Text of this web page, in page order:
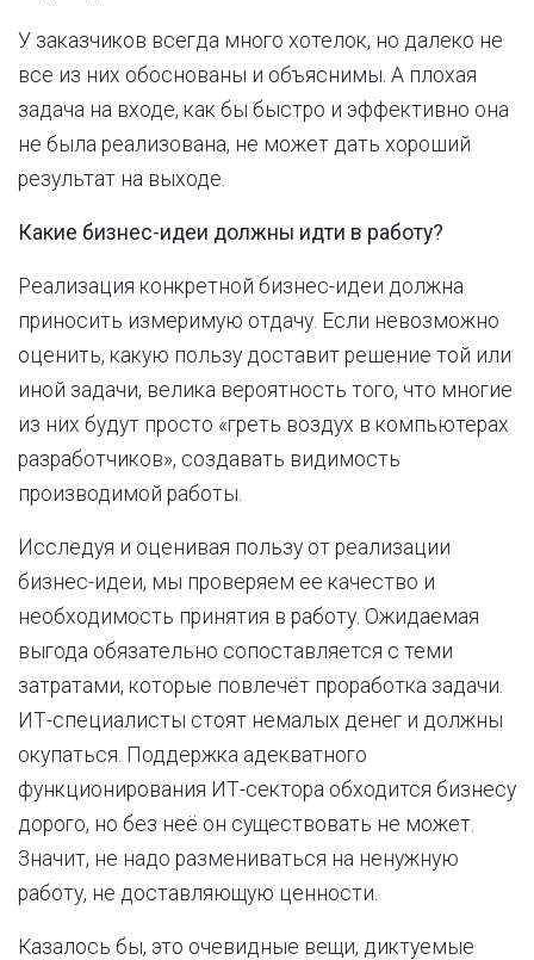
У заказчиков всегда много хотелок, но далеко не
все из них обоснованы и объяснимы. А плохая
задача на входе, как бы быстро и эффективно она
не была реализована, не может дать хороший
результат на выходе.
Какие бизнес-идеи должны идти в работу?
Реализация конкретной бизнес-идеи должна
приносить измеримую отдачу. Если невозможно
оценить, какую пользу доставит решение той или
иной задачи, велика вероятность того, что многие
из них будут просто «греть воздух в компьютерах
разработчиков», создавать видимость
производимой работы.
Исследуя и оценивая пользу от реализации
бизнес-идеи, мы проверяем ее качество и
необходимость принятия в работу. Ожидаемая
выгода обязательно сопоставляется с теми
затратами, которые повлечёт проработка задачи.
ИТ-специалисты стоят немалых денег и должны
окупаться. Поддержка адекватного
функционирования ИТ-сектора обходится бизнесу
дорого, но без неё он существовать не может.
Значит, не надо размениваться на ненужную
работу, не доставляющую ценности.
Казалось бы, это очевидные вещи, диктуемые